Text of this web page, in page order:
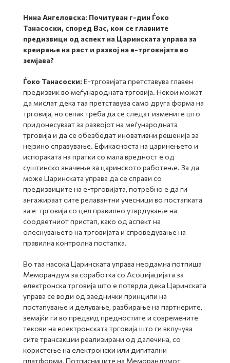
Нина Ангеловска: Почитуван г-дин Ѓоко
Танасоски, според Вас, кои се главните
предизвици од аспект на Царинската управа за
креирање на раст и развој на е-трговијата во
земјава?
Ѓоко Танасоски: Е-трговијата претставува главен
предизвик во меѓународната трговија. Некои можат
да мислат дека таа претставува само друга форма на
трговија, но сепак треба да се следат измените што
придонесуваат за развојот на меѓународната
трговија и да се обезбедат иновативни решенија за
нејзино справување. Ефикасноста на царинењето и
испораката на пратки со мала вредност е од
суштинско значење за царинското работење. За да
може Царинската управа да се справи со
предизвиците на е-трговијата, потребно е да ги
ангажираат сите релавантни учесници во постапката
за е-трговија со цел правилно утврдување на
соодветниот пристап, како од аспект на
олеснувањето на трговијата и спроведување на
правилна контролна постапка.
Во таа насока Царинската управа неодамна потпиша
Меморандум за соработка со Асоцијацијата за
електронска трговија што е потврда дека Царинската
управа се води од заеднички принципи на
постапување и делување, разбирање на партнерите,
земајќи ги во предвид предностите и современите
текови на електронската трговија што ги вклучува
сите трансакции реализирани од далечина, со
користење на електронски или дигитални
платформи. Потписниците на Меморандумот